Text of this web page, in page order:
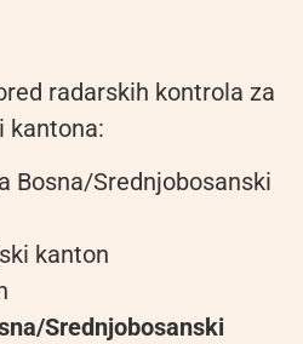
radarskih kontrola za
kantona:
Bosna/Srednjobosanski
kanton
Srednjobosanski